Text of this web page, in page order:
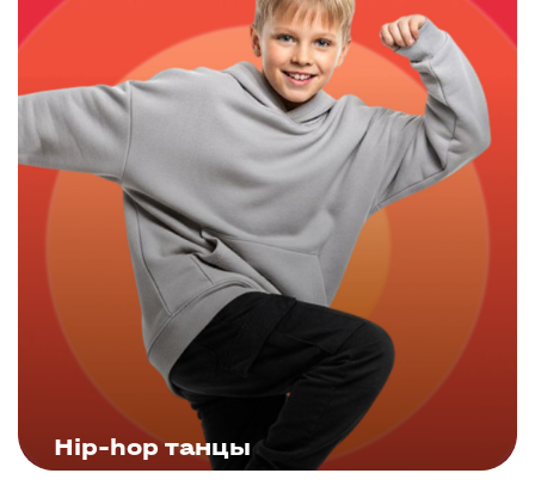
Hip-hop танцы
ЗАПИСАТЬСЯ